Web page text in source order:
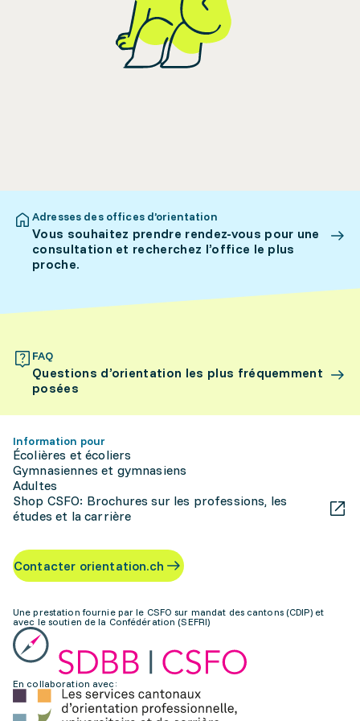
Adresses des offices d’orientation
Vous souhaitez prendre rendez-vous pour une
consultation et recherchez l’office le plus
proche.
FAQ
Questions d’orientation les plus fréquemment
posées
Information pour
Écolières et écoliers
Gymnasiennes et gymnasiens
Adultes
Shop CSFO: Brochures sur les professions, les
études et la carrière
Contacter orientation.ch
Une prestation fournie par le CSFO sur mandat des cantons (CDIP) et
avec le soutien de la Confédération (SEFRI)
En collaboration avec: